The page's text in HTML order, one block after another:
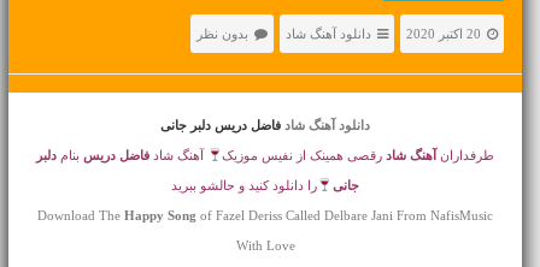
20 اکتبر 2020 دانلود آهنگ شاد بدون نظر
دانلود آهنگ شاد فاضل دریس دلبر جانی
طرفداران آهنگ شادرقصی همینک از نفیس موزیک آهنگ شادفاضل دریس بنامدلبر
جانی را دانلود کنید و حالشو ببرید
Download TheHappy Song of Fazel Deriss Called Delbare Jani From NafisMusic
With Love